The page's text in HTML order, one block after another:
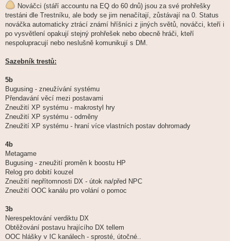
Nováčci (stáří accountu na EQ do 60 dnů) jsou za své prohřešky
trestáni dle Trestníku, ale body se jim nenačítají, zůstávají na 0. Status
nováčka automaticky ztrácí známí hříšníci z jiných světů, nováčci, kteří i
po vysvětlení opakují stejný prohřešek nebo obecně hráči, kteří
nespolupracují nebo neslušně komunikují s DM.
Sazebník trestů:
5b
Bugusing - zneužívání systému
Přendavání věcí mezi postavami
Zneužití XP systému - makrostyl hry
Zneužití XP systému - odměny
Zneužití XP systému - hraní více vlastních postav dohromady
4b
Metagame
Bugusing - zneužití proměn k boostu HP
Relog pro dobití kouzel
Zneužití nepřítomnosti DX - útok na/před NPC
Zneužití OOC kanálu pro volání o pomoc
3b
Nerespektování verdiktu DX
Obtěžování postavu hrajícího DX tellem
OOC hlášky v IC kanálech - sprosté, útočné..